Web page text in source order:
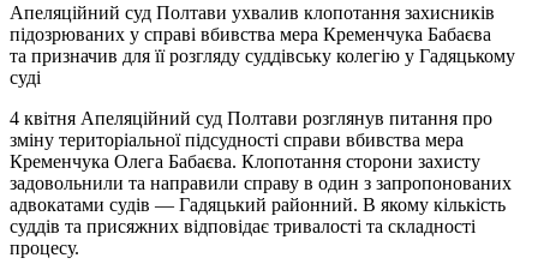
Апеляційний суд Полтави ухвалив клопотання захисників
підозрюваних у справі вбивства мера Кременчука Бабаєва
та призначив для її розгляду суддівську колегію у Гадяцькому
суді
4 квітня Апеляційний суд Полтави розглянув питання про
зміну територіальної підсудності справи вбивства мера
Кременчука Олега Бабаєва. Клопотання сторони захисту
задовольнили та направили справу в один з запропонованих
адвокатами судів — Гадяцький районний. В якому кількість
суддів та присяжних відповідає тривалості та складності
процесу.